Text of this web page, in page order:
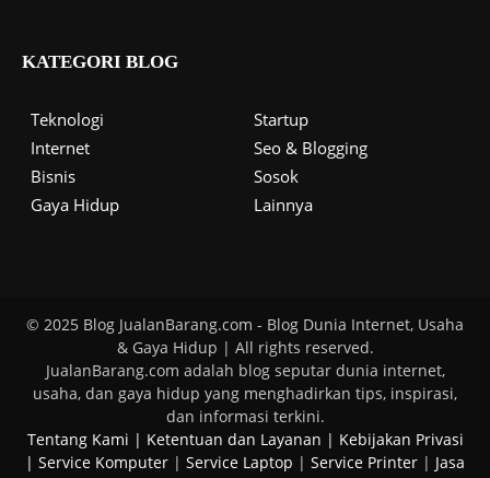
KATEGORI BLOG
Teknologi
Internet
Bisnis
Gaya Hidup
Startup
Seo & Blogging
Sosok
Lainnya
© 2025 Blog JualanBarang.com - Blog Dunia Internet, Usaha
& Gaya Hidup | All rights reserved.
JualanBarang.com adalah blog seputar dunia internet,
usaha, dan gaya hidup yang menghadirkan tips, inspirasi,
dan informasi terkini.
Tentang Kami | Ketentuan dan Layanan | Kebijakan Privasi
| Service Komputer | Service Laptop | Service Printer | Jasa